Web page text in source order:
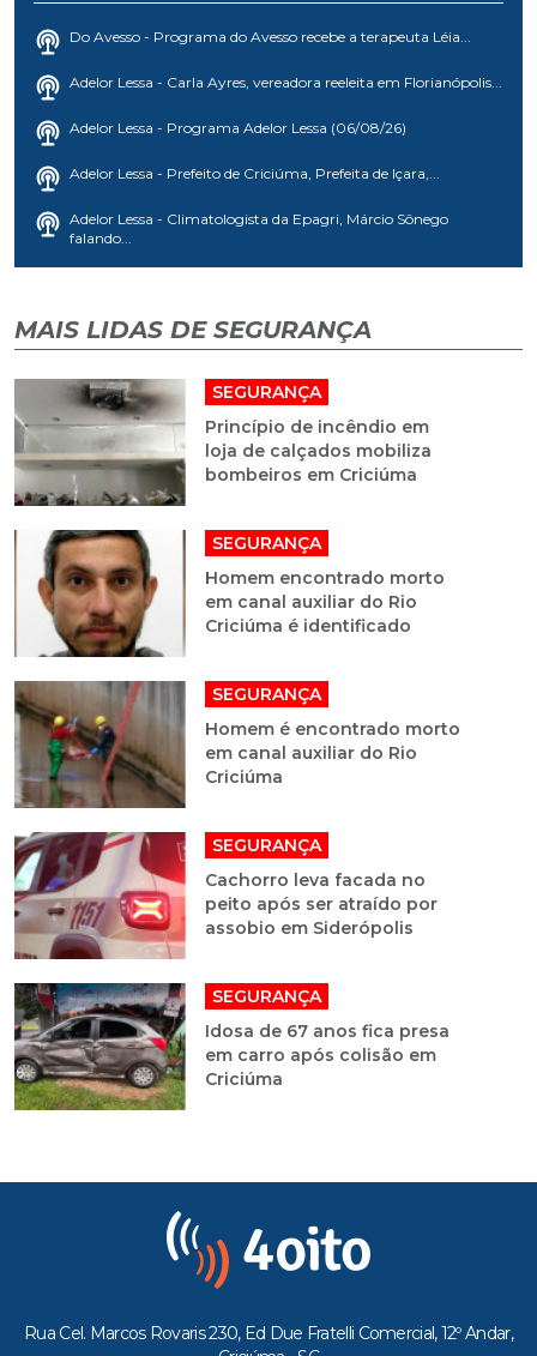
Do Avesso - Programa do Avesso recebe a terapeuta Léia...
Adelor Lessa - Carla Ayres, vereadora reeleita em Florianópolis...
Adelor Lessa - Programa Adelor Lessa (06/08/26)
Adelor Lessa - Prefeito de Criciúma, Prefeita de Içara,...
Adelor Lessa - Climatologista da Epagri, Márcio Sônego
falando...
MAIS LIDAS DE SEGURANÇA
SEGURANÇA
Princípio de incêndio em
loja de calçados mobiliza
bombeiros em Criciúma
SEGURANÇA
Homem encontrado morto
em canal auxiliar do Rio
Criciúma é identificado
SEGURANÇA
Homem é encontrado morto
em canal auxiliar do Rio
Criciúma
SEGURANÇA
Cachorro leva facada no
peito após ser atraído por
assobio em Siderópolis
SEGURANÇA
Idosa de 67 anos fica presa
em carro após colisão em
Criciúma
Rua Cel. Marcos Rovaris 230, Ed Due Fratelli Comercial, 12º Andar,